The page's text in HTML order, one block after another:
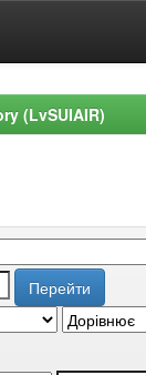
(LvSUIAIR)